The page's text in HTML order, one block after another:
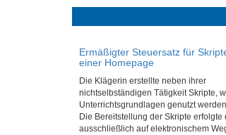
Ermäßigter Steuersatz für
einer Homepage
Die Klägerin erstellte neben ihrer
nichtselbständigen Tätigkeit Skripte,
Unterrichtsgrundlagen genutzt
Die Bereitstellung der Skripte erfolgte
ausschließlich auf elektronischem